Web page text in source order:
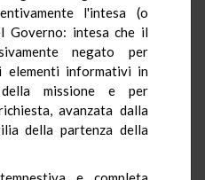
l'intesa (o
Governo: intesa che il
negato per
elementi informativi in
missione e per
avanzata dalla
della partenza della